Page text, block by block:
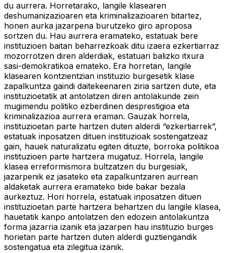
du aurrera. Horretarako, langile klasearen
deshumanizazioaren eta kriminalizazioaren bitartez,
honen aurka jazarpena burutzeko giro aproposa
sortzen du. Hau aurrera eramateko, estatuak bere
instituzioen baitan beharrezkoak ditu izaera ezkertiarraz
mozorrotzen diren alderdiak, estatuari balizko itxura
sasi-demokratikoa emateko. Era horretan, langile
klasearen kontzientzian instituzio burgesetik klase
zapalkuntza gaindi daitekeenaren ziria sartzen dute, eta
instituzioetatik at antolatzen diren antolakunde zein
mugimendu politiko ezberdinen desprestigioa eta
kriminalizazioa aurrera eraman. Gauzak horrela,
instituzioetan parte hartzen duten alderdi “ezkertiarrek”,
estatuak inposatzen dituen instituzioak sostengatzeaz
gain, hauek naturalizatu egiten dituzte, borroka politikoa
instituzioen parte hartzera mugatuz. Horrela, langile
klasea erreformismora bultzatzen du burgesiak,
jazarpenik ez jasateko eta zapalkuntzaren aurrean
aldaketak aurrera eramateko bide bakar bezala
aurkeztuz. Hori horrela, estatuak inposatzen dituen
instituzioetan parte hartzera behartzen du langile klasea,
hauetatik kanpo antolatzen den edozein antolakuntza
forma jazarria izanik eta jazarpen hau instituzio burges
horietan parte hartzen duten alderdi guztiengandik
sostengatua eta zilegitua izanik.